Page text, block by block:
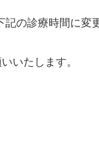
の診療時間に変
いたします。